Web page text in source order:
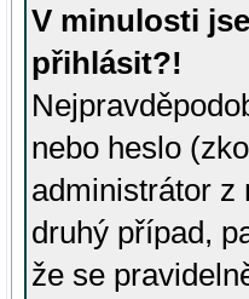
V minulosti
přihlásit?!
nebo heslo
administrátor z
druhý případ,
že se